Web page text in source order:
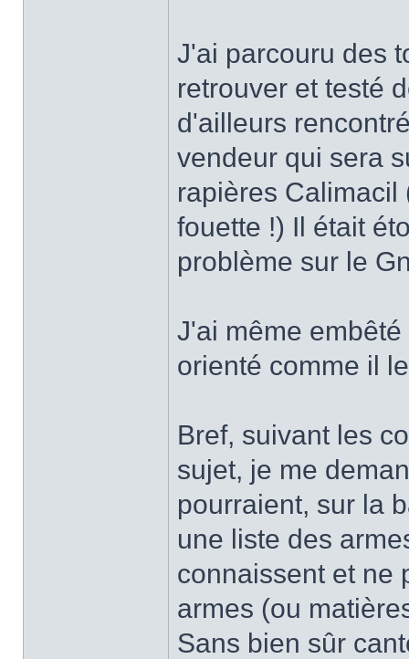
J'ai parcouru des
retrouver et testé
d'ailleurs
vendeur qui sera
rapières Calimacil
fouette !) Il était
problème sur le
J'ai même
orienté comme il
Bref, suivant les
sujet, je me
pourraient, sur la
une liste des
connaissent et ne
armes (ou
Sans bien sûr